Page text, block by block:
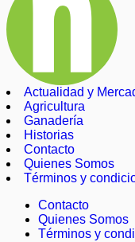
Actualidad y
Agricultura
Ganadería
Historias
Contacto
Quienes Somos
Términos y
Contacto
Quienes Somos
Términos y